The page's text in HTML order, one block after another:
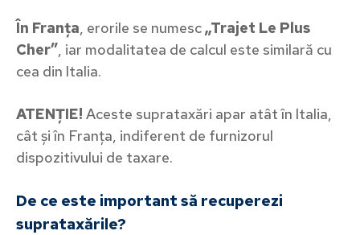
În Franța, erorile se numesc„Trajet Le Plus
Cher”, iar modalitatea de calcul este similară cu
cea din Italia.
ATENȚIE! Aceste suprataxări apar atât în Italia,
cât și în Franța, indiferent de furnizorul
dispozitivului de taxare.
De ce este important să recuperezi
suprataxările?